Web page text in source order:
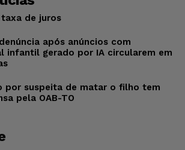
de juros
após anúncios com
infantil gerado por IA circularem em
por suspeita de matar o filho tem
pela OAB-TO